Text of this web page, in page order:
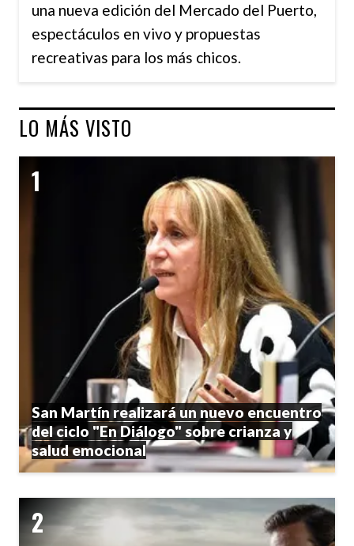
una nueva edición del Mercado del Puerto,
espectáculos en vivo y propuestas
recreativas para los más chicos.
LO MÁS VISTO
San Martín realizará un nuevo encuentro
del ciclo "En Diálogo" sobre crianza y
salud emocional